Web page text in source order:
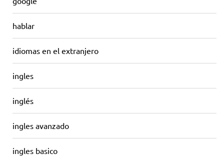
hablar
idiomas en el extranjero
ingles
inglés
ingles avanzado
ingles basico